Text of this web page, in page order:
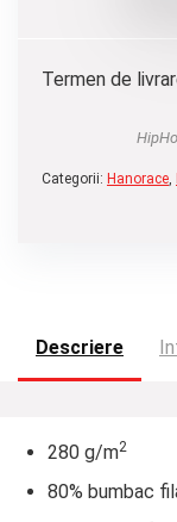
Termen de
Categorii: Hanorace,
Descriere
280 g/m2
80% bumbac